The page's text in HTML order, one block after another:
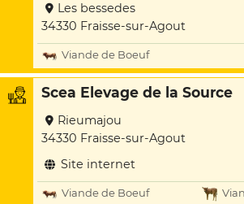
Les bessedes
34330 Fraisse-sur-Agout
Viande de Boeuf
Scea Elevage de la Source
Rieumajou
34330 Fraisse-sur-Agout
Site internet
Viande de Boeuf